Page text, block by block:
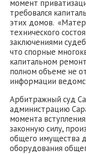
момент
требовался
этих домов.
технического
заключениями
что спорные
капитальном
полном объеме не
информации
Арбитражный суд
администрацию
момента
законную силу,
общего имущества
оборудования